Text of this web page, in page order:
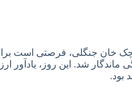
خان جنگلی، فرصتی است برای
ماندگار شد. این روز،
بود.